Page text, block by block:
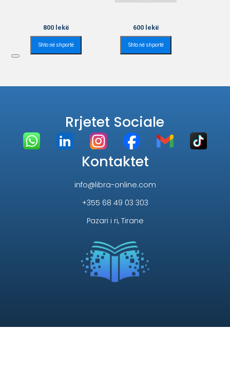
800lekë
Shto në shportë
600lekë
Shto në shportë
Rrjetet Sociale
Kontaktet
info@libra-online.com
+355 68 49 03 303
Pazari i ri, Tirane